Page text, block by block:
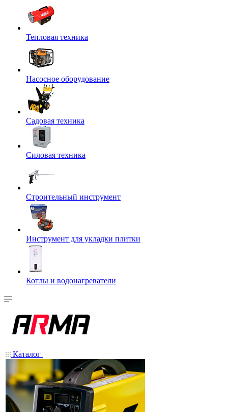
Тепловая техника
Насосное оборудование
Садовая техника
Силовая техника
Строительный инструмент
Инструмент для укладки плитки
Котлы и водонагреватели
Каталог